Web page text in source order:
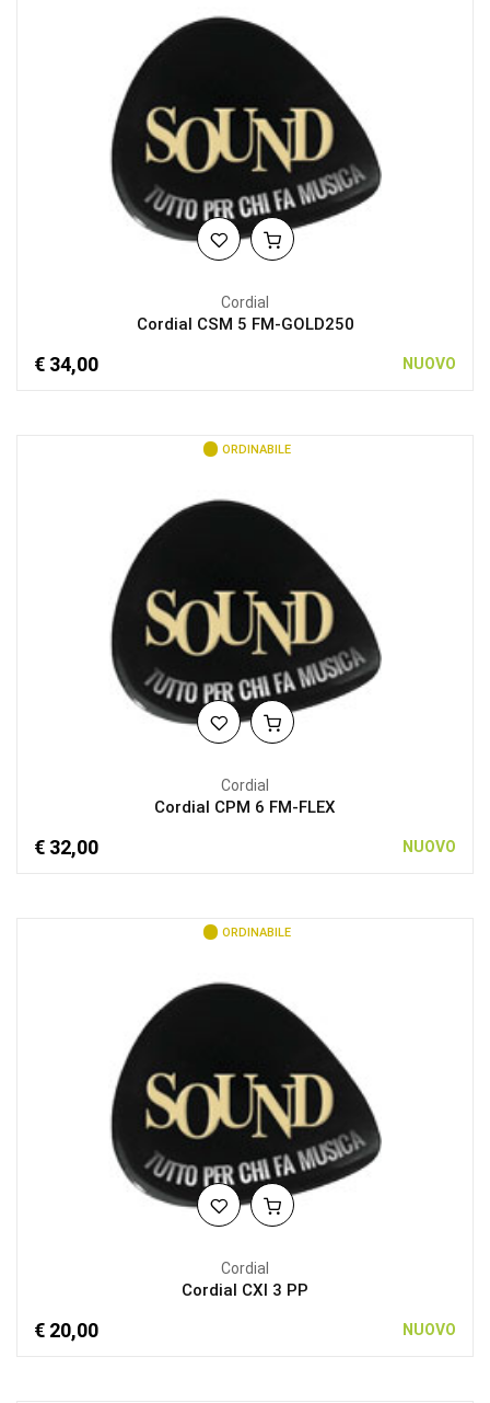
Cordial
Cordial CSM 5 FM-GOLD250
€ 34,00 NUOVO
ORDINABILE
Cordial
Cordial CPM 6 FM-FLEX
€ 32,00 NUOVO
ORDINABILE
Cordial
Cordial CXI 3 PP
€ 20,00 NUOVO